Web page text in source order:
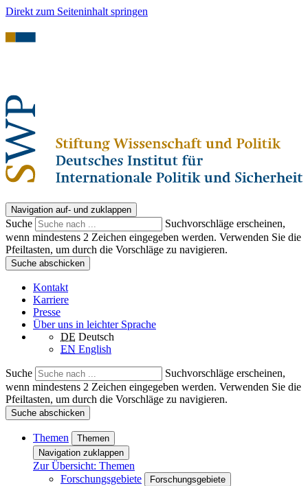
Direkt zum Seiteninhalt springen
Navigation auf- und zuklappen
Suche
Suchvorschläge erscheinen,
wenn mindestens 2 Zeichen eingegeben werden. Verwenden Sie die
Pfeiltasten, um durch die Vorschläge zu navigieren.
Suche abschicken
Kontakt
Karriere
Presse
Über uns in leichter Sprache
DE Deutsch
EN English
Suche
Suchvorschläge erscheinen,
wenn mindestens 2 Zeichen eingegeben werden. Verwenden Sie die
Pfeiltasten, um durch die Vorschläge zu navigieren.
Suche abschicken
Themen
Themen
Navigation zuklappen
Zur Übersicht: Themen
Forschungsgebiete
Forschungsgebiete